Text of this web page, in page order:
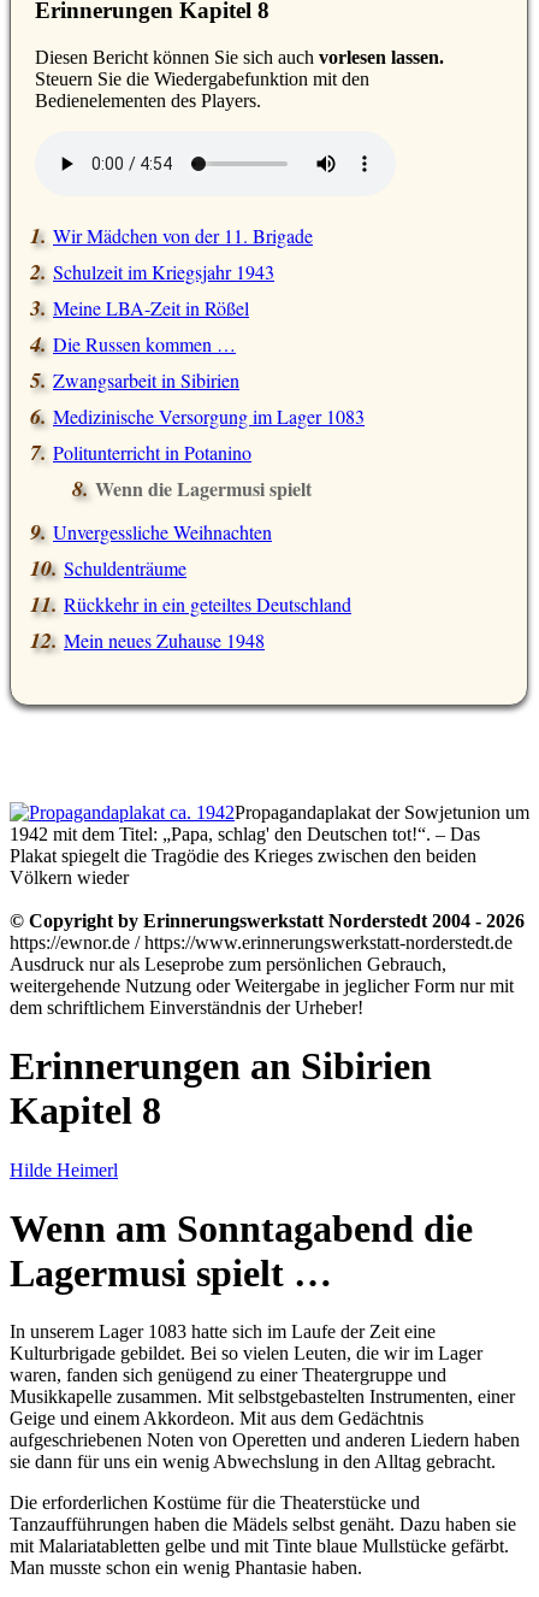
Erinnerungen Kapitel 8
Diesen Bericht können Sie sich auch vorlesen lassen.
Steuern Sie die Wiedergabefunktion mit den
Bedienelementen des Players.
Wir Mädchen von der 11. Brigade
Schulzeit im Kriegsjahr 1943
Meine LBA-Zeit in Rößel
Die Russen kommen …
Zwangsarbeit in Sibirien
Medizinische Versorgung im Lager 1083
Politunterricht in Potanino
Wenn die Lagermusi spielt
Unvergessliche Weihnachten
Schuldenträume
Rückkehr in ein geteiltes Deutschland
Mein neues Zuhause 1948
Propagandaplakat der Sowjetunion um
1942 mit dem Titel: „Papa, schlag' den Deutschen tot!“. – Das
Plakat spiegelt die Tragödie des Krieges zwischen den beiden
Völkern wieder
© Copyright by Erinnerungswerkstatt Norderstedt 2004 - 2026
https://ewnor.de / https://www.erinnerungswerkstatt-norderstedt.de
Ausdruck nur als Leseprobe zum persönlichen Gebrauch,
weitergehende Nutzung oder Weitergabe in jeglicher Form nur mit
dem schriftlichem Einverständnis der Urheber!
Erinnerungen an Sibirien
Kapitel 8
Hilde Heimerl
Wenn am Sonntagabend die
Lagermusi spielt …
In unserem Lager 1083 hatte sich im Laufe der Zeit eine
Kulturbrigade gebildet. Bei so vielen Leuten, die wir im Lager
waren, fanden sich genügend zu einer Theatergruppe und
Musikkapelle zusammen. Mit selbstgebastelten Instrumenten, einer
Geige und einem Akkordeon. Mit aus dem Gedächtnis
aufgeschriebenen Noten von Operetten und anderen Liedern haben
sie dann für uns ein wenig Abwechslung in den Alltag gebracht.
Die erforderlichen Kostüme für die Theaterstücke und
Tanzaufführungen haben die Mädels selbst genäht. Dazu haben sie
mit Malariatabletten gelbe und mit Tinte blaue Mullstücke gefärbt.
Man musste schon ein wenig Phantasie haben.